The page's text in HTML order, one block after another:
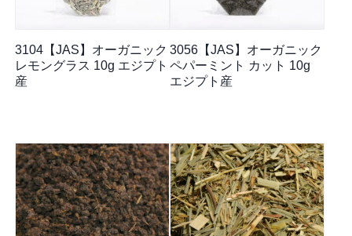
3104【JAS】オーガニック
レモングラス 10g エジプト
産
3056【JAS】オーガニック
ペパーミント カット 10g
エジプト産